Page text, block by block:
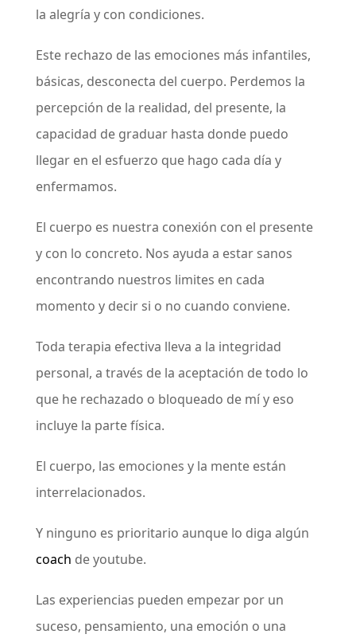
la alegría y con condiciones.
Este rechazo de las emociones más infantiles,
básicas, desconecta del cuerpo. Perdemos la
percepción de la realidad, del presente, la
capacidad de graduar hasta donde puedo
llegar en el esfuerzo que hago cada día y
enfermamos.
El cuerpo es nuestra conexión con el presente
y con lo concreto. Nos ayuda a estar sanos
encontrando nuestros limites en cada
momento y decir si o no cuando conviene.
Toda terapia efectiva lleva a la integridad
personal, a través de la aceptación de todo lo
que he rechazado o bloqueado de mí y eso
incluye la parte física.
El cuerpo, las emociones y la mente están
interrelacionados.
Y ninguno es prioritario aunque lo diga algún
coach de youtube.
Las experiencias pueden empezar por un
suceso, pensamiento, una emoción o una